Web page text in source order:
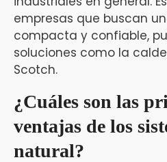
empresas que buscan
compacta y confiable,
soluciones como la
Scotch.
¿Cuáles son las
ventajas de los
natural?